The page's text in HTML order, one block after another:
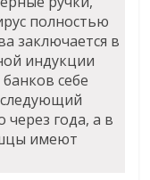
полностью
заключается в
индукции
себе
следующий
через года, а в
имеют